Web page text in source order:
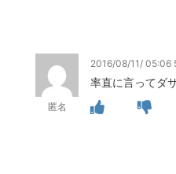
匿名
2016/08/11/ 05:06
率直に言ってダ